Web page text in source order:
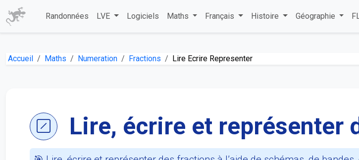
Randonnées LVE Logiciels Maths Français Histoire Géographie
Accueil Maths Numeration Fractions Lire Ecrire Representer
Lire, écrire et représenter